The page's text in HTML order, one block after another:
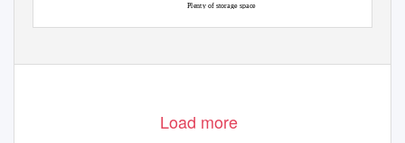
Plenty of storage space
Load more